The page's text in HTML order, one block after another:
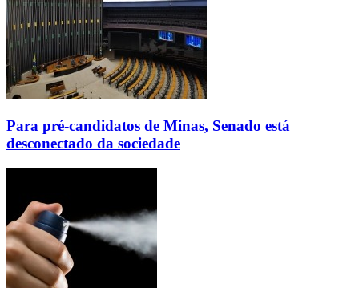
Para pré-candidatos de Minas, Senado está
desconectado da sociedade